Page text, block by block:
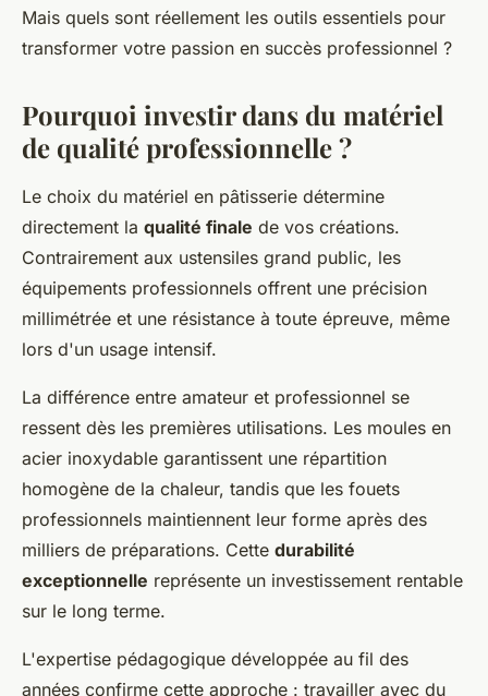
Mais quels sont réellement les outils essentiels pour
transformer votre passion en succès professionnel ?
Pourquoi investir dans du matériel
de qualité professionnelle ?
Le choix du matériel en pâtisserie détermine
directement la qualité finale de vos créations.
Contrairement aux ustensiles grand public, les
équipements professionnels offrent une précision
millimétrée et une résistance à toute épreuve, même
lors d'un usage intensif.
La différence entre amateur et professionnel se
ressent dès les premières utilisations. Les moules en
acier inoxydable garantissent une répartition
homogène de la chaleur, tandis que les fouets
professionnels maintiennent leur forme après des
milliers de préparations. Cette durabilité
exceptionnelle représente un investissement rentable
sur le long terme.
L'expertise pédagogique développée au fil des
années confirme cette approche : travailler avec du